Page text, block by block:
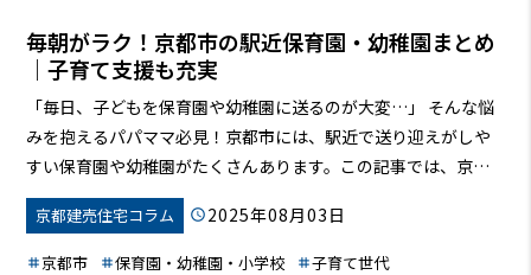
毎朝がラク！京都市の駅近保育園・幼稚園まとめ
｜子育て支援も充実
「毎日、子どもを保育園や幼稚園に送るのが大変…」 そんな悩
みを抱えるパパママ必見！京都市には、駅近で送り迎えがしや
すい保育園や幼稚園がたくさんあります。この記事では、京都
市の子育て環境の魅力から、駅近施設の選び方、子育て支援制
度まで、あなたの知りたい情報を詳しくご紹介します。この記
事を読めば、きっとあなたにぴったりの保育園・幼稚園が見つ
京都建売住宅コラム 2025年08月03日
京都市 保育園・幼稚園・小学校 子育て世代